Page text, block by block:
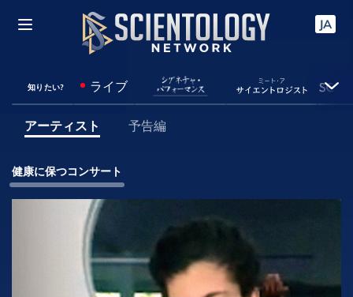
JA
知りたい? ライブ
アーティスト 予告編
健康に保つコンサート